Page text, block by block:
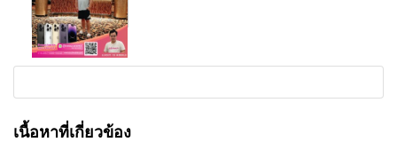
เนื้อหาที่เกี่ยวข้อง